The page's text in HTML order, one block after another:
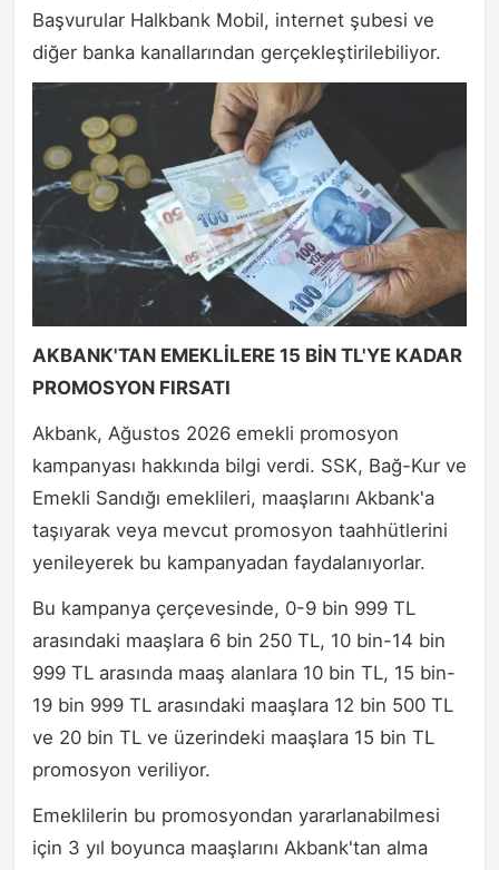
Başvurular Halkbank Mobil, internet şubesi ve
diğer banka kanallarından gerçekleştirilebiliyor.
AKBANK'TAN EMEKLİLERE 15 BİN TL'YE KADAR
PROMOSYON FIRSATI
Akbank, Ağustos 2026 emekli promosyon
kampanyası hakkında bilgi verdi. SSK, Bağ-Kur ve
Emekli Sandığı emeklileri, maaşlarını Akbank'a
taşıyarak veya mevcut promosyon taahhütlerini
yenileyerek bu kampanyadan faydalanıyorlar.
Bu kampanya çerçevesinde, 0-9 bin 999 TL
arasındaki maaşlara 6 bin 250 TL, 10 bin-14 bin
999 TL arasında maaş alanlara 10 bin TL, 15 bin-
19 bin 999 TL arasındaki maaşlara 12 bin 500 TL
ve 20 bin TL ve üzerindeki maaşlara 15 bin TL
promosyon veriliyor.
Emeklilerin bu promosyondan yararlanabilmesi
için 3 yıl boyunca maaşlarını Akbank'tan alma